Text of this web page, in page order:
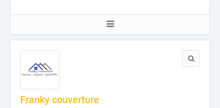
Franky couverture